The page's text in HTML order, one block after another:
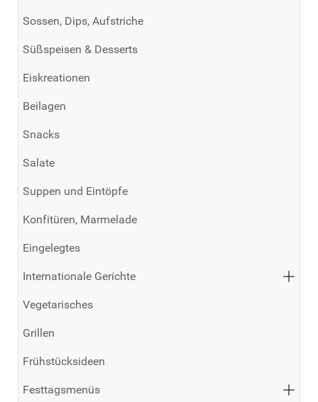
Sossen, Dips, Aufstriche
Süßspeisen & Desserts
Eiskreationen
Beilagen
Snacks
Salate
Suppen und Eintöpfe
Konfitüren, Marmelade
Eingelegtes
Internationale Gerichte
Vegetarisches
Grillen
Frühstücksideen
Festtagsmenüs